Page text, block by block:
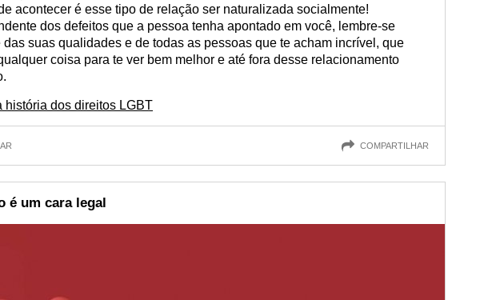
acontecer é esse tipo de relação ser naturalizada socialmente!
dos defeitos que a pessoa tenha apontado em você, lembre-se
das suas qualidades e de todas as pessoas que te acham incrível, que
coisa para te ver bem melhor e até fora desse relacionamento
história dos direitos LGBT
COMPARTILHAR
é um cara legal